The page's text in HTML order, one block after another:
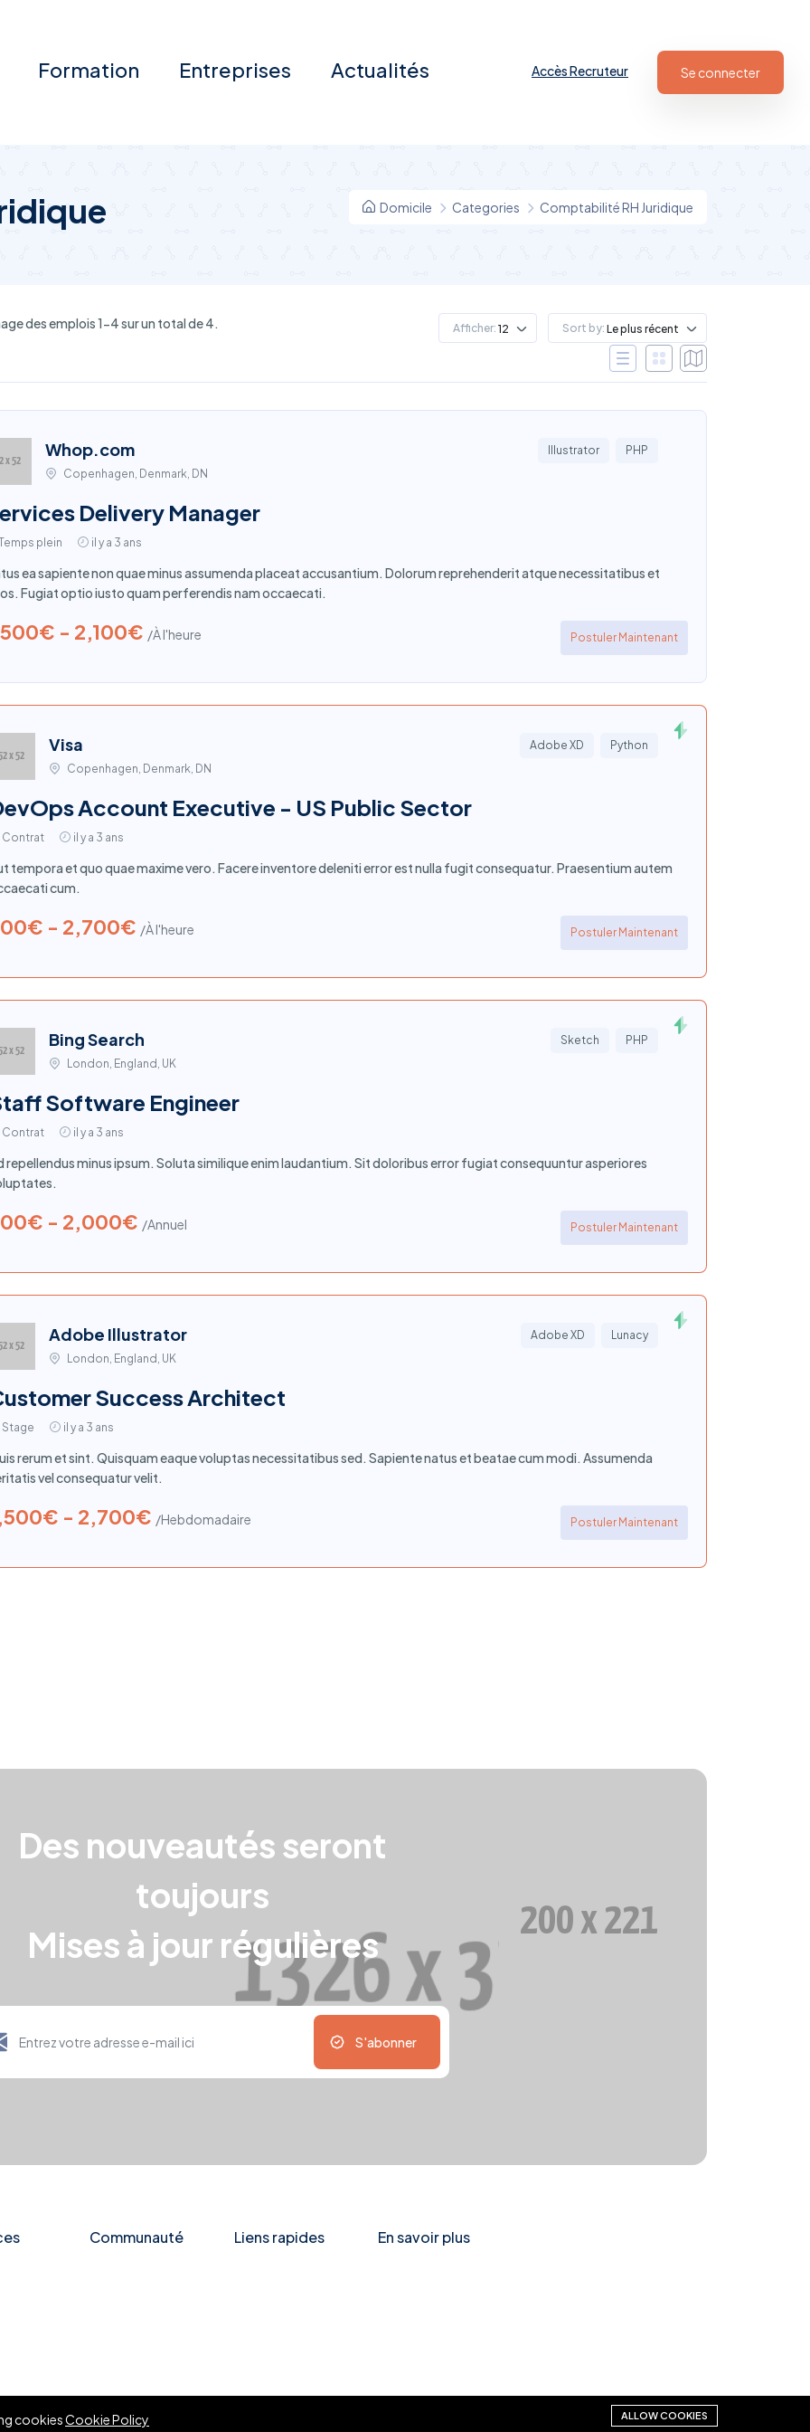
Formation Entreprises Actualités Accès Recruteur Se connecter
Domicile Categories Comptabilité RH Juridique
des emplois 1-4 sur un total de 4. Afficher: 12 Sort by: Le plus récent
Whop.com
Copenhagen, Denmark, DN
Illustrator PHP
Delivery Manager
plein il y a 3 ans
ea sapiente non quae minus assumenda placeat accusantium. Dolorum reprehenderit atque necessitatibus et
Fugiat optio iusto quam perferendis nam occaecati.
- 2,100€ /À l'heure Postuler Maintenant
Visa
Copenhagen, Denmark, DN
Adobe XD Python
Account Executive - US Public Sector
Contrat il y a 3 ans
tempora et quo quae maxime vero. Facere inventore deleniti error est nulla fugit consequatur. Praesentium autem
cum.
- 2,700€ /À l'heure Postuler Maintenant
Bing Search
London, England, UK
Sketch PHP
Software Engineer
Contrat il y a 3 ans
repellendus minus ipsum. Soluta similique enim laudantium. Sit doloribus error fugiat consequuntur asperiores
- 2,000€ /Annuel Postuler Maintenant
Adobe Illustrator
London, England, UK
Adobe XD Lunacy
Success Architect
Stage il y a 3 ans
rerum et sint. Quisquam eaque voluptas necessitatibus sed. Sapiente natus et beatae cum modi. Assumenda
vel consequatur velit.
- 2,700€ /Hebdomadaire Postuler Maintenant
Des nouveautés seront
toujours
Mises à jour régulières
S'abonner
Communauté Liens rapides En savoir plus
cookiesCookie Policy ALLOW COOKIES